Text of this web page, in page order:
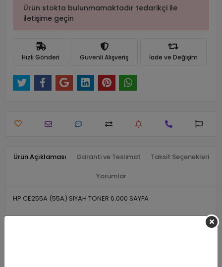
Ürün stokta bulunmamaktadır tedarikçi ile
iletişime geçin
Hızlı Gönderi Güvenli Alışveriş İade ve Değişim
Ürün Açıklaması Garanti ve Teslimat Taksit Seçenekleri
Yorumlar
HP CE255A (55A) SIYAH TONER 6.000 SAYFA